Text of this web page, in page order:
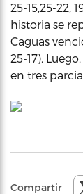
25-15,25-22,
historia se
Caguas
25-17).
en tres
Compartir